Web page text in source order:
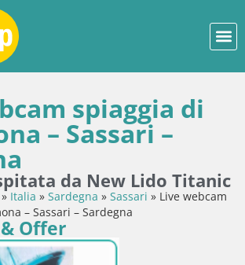
spiaggia di
– Sassari –
da New Lido Titanic
» Italia » Sardegna » Sassari » Live webcam
– Sassari – Sardegna
Offer